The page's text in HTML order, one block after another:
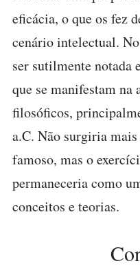
eficácia, o que os fez
cenário intelectual.
ser sutilmente notada
que se manifestam na
filosóficos,
a.C. Não surgiria
famoso, mas o
permaneceria como
conceitos e teorias.